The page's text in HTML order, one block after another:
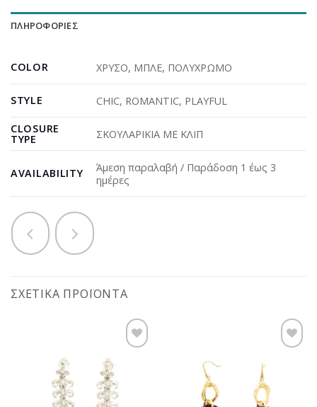
ΠΛΗΡΟΦΟΡΊΕΣ
COLOR ΧΡΥΣΟ, ΜΠΛΕ, ΠΟΛΥΧΡΩΜΟ
STYLE CHIC, ROMANTIC, PLAYFUL
CLOSURE
TYPE ΣΚΟΥΛΑΡΙΚΙΑ ΜΕ ΚΛΙΠ
AVAILABILITY
Άμεση παραλαβή / Παράδοση 1 έως 3
ημέρες
ΣΧΕΤΙΚΆ ΠΡΟΪΌΝΤΑ
Προσθήκη
στη
wishlist
Προσθήκη
wishlist